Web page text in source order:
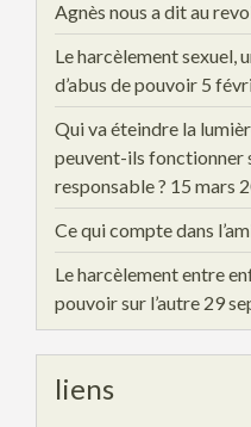
Agnès nous a dit au
Le harcèlement sexuel,
d’abus de pouvoir 5
Qui va éteindre la
peuvent-ils fonctionner
responsable ? 15 mars
Ce qui compte dans
Le harcèlement entre
pouvoir sur l’autre 29
liens